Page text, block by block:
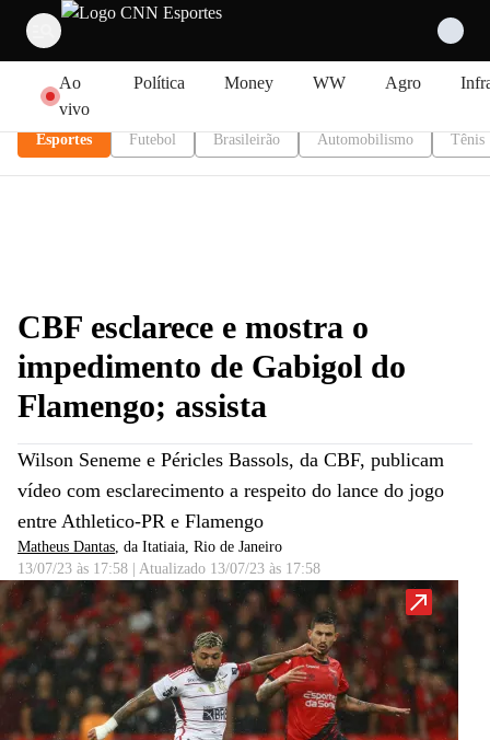
Ao
vivo
Política Money WW Agro
Esportes Futebol Brasileirão Automobilismo Tênis
CBF esclarece e mostra o
impedimento de Gabigol do
Flamengo; assista
Wilson Seneme e Péricles Bassols, da CBF, publicam
vídeo com esclarecimento a respeito do lance do jogo
entre Athletico-PR e Flamengo
Matheus Dantas, da Itatiaia, Rio de Janeiro
13/07/23 às 17:58
Atualizado 13/07/23 às 17:58